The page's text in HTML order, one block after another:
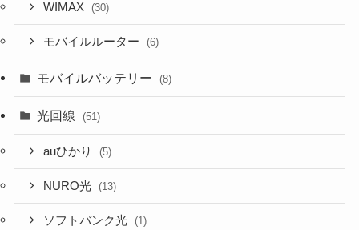
WIMAX (30)
モバイルルーター (6)
モバイルバッテリー (8)
光回線 (51)
auひかり (5)
NURO光 (13)
ソフトバンク光 (1)